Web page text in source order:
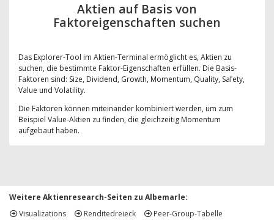
Aktien auf Basis von
Faktoreigenschaften suchen
Das Explorer-Tool im Aktien-Terminal ermöglicht es, Aktien zu
suchen, die bestimmte Faktor-Eigenschaften erfüllen. Die Basis-
Faktoren sind: Size, Dividend, Growth, Momentum, Quality, Safety,
Value und Volatility.
Die Faktoren können miteinander kombiniert werden, um zum
Beispiel Value-Aktien zu finden, die gleichzeitig Momentum
aufgebaut haben.
Weitere Aktienresearch-Seiten zu Albemarle:
Visualizations
Renditedreieck
Peer-Group-Tabelle